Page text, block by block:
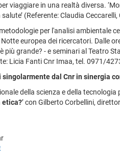
viaggiare in una realtà diversa.
salute’ (Referente: Claudia
per l'analisi ambientale
europea dei ricercatori. Dalle
più grande? - e seminari al Teatro
Licia Fanti Cnr Imaa, tel. 0971/
dal Cnr in sinergia
della scienza e della tecnologia
etica?’ con Gilberto Corbellini,